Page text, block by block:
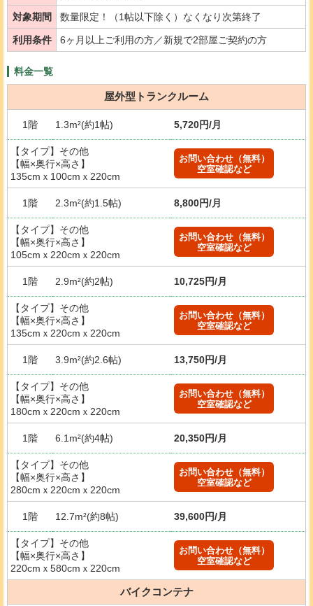
対象期間 数量限定！（1帖以下除く）なくなり次第終了
利用条件 6ヶ月以上ご利用の方／新規で2部屋ご契約の方
料金一覧
屋外型トランクルーム
1階 1.3m²(約1帖) 5,720円/月
【タイプ】その他
【幅×奥行×高さ】
135cmｘ100cmｘ220cm
お問い合わせ（無料）
空室確認など
1階 2.3m²(約1.5帖) 8,800円/月
【タイプ】その他
【幅×奥行×高さ】
105cmｘ220cmｘ220cm
お問い合わせ（無料）
空室確認など
1階 2.9m²(約2帖) 10,725円/月
【タイプ】その他
【幅×奥行×高さ】
135cmｘ220cmｘ220cm
お問い合わせ（無料）
空室確認など
1階 3.9m²(約2.6帖) 13,750円/月
【タイプ】その他
【幅×奥行×高さ】
180cmｘ220cmｘ220cm
お問い合わせ（無料）
空室確認など
1階 6.1m²(約4帖) 20,350円/月
【タイプ】その他
【幅×奥行×高さ】
280cmｘ220cmｘ220cm
お問い合わせ（無料）
空室確認など
1階 12.7m²(約8帖) 39,600円/月
【タイプ】その他
【幅×奥行×高さ】
220cmｘ580cmｘ220cm
お問い合わせ（無料）
空室確認など
バイクコンテナ